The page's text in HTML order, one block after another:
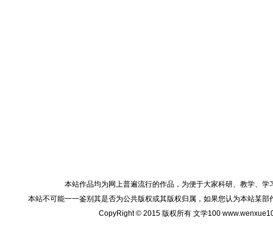
本站作品均为网上普遍流行的作品，为便于大家科研、教学、
本站不可能一一鉴别其是否为公共版权或其版权归属，如果您认为本站某
CopyRight © 2015 版权所有 文学100